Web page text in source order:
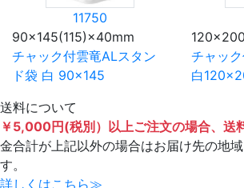
11750
90×145(115)×40mm
チャック付雲竜ALスタン
ド袋 白 90×145
チャッ
白
送料について
￥5,000円(税別）以上ご注文の場合、送
金合計が上記以外の場合はお届け先の地
す。
詳しくはこちら≫